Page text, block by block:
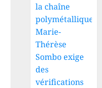
la chaîne
polymétallique,
Marie-
Thérèse
Sombo exige
des
vérifications